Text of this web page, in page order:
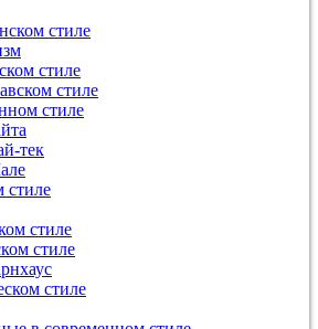
стиле
стиле
стиле
стиле
тек
стиле
стиле
стиле
стиле